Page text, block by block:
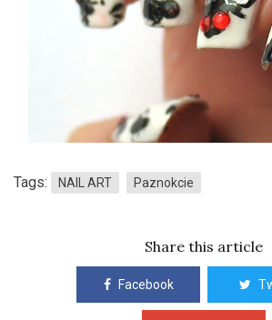
Tags: NAIL ART Paznokcie
Share this article
Facebook